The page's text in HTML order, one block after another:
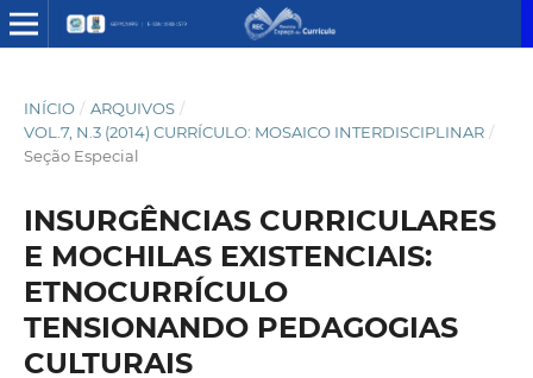
INÍCIO / ARQUIVOS /
VOL.7, N.3 (2014) CURRÍCULO: MOSAICO INTERDISCIPLINAR /
Seção Especial
INSURGÊNCIAS CURRICULARES
E MOCHILAS EXISTENCIAIS:
ETNOCURRÍCULO
TENSIONANDO PEDAGOGIAS
CULTURAIS